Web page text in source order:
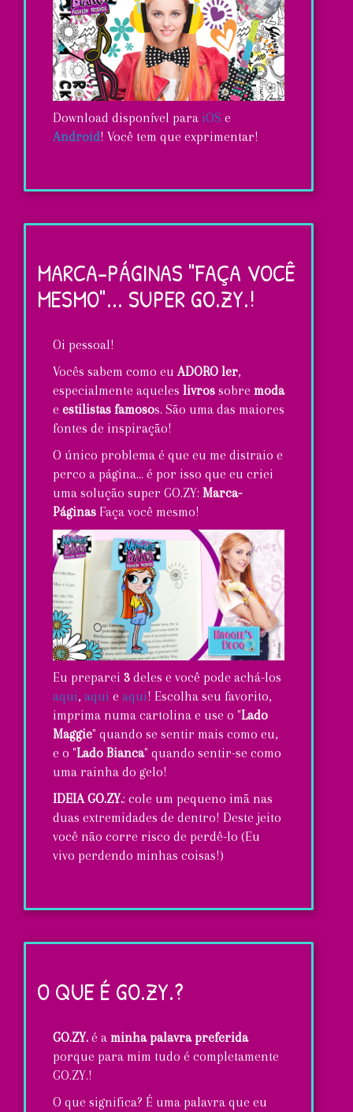
Download disponível para iOS e
Android! Você tem que exprimentar!
de
carnaval
super
GO.ZY
com
novo
Selfie
Sitcker
App!
MARCA-PÁGINAS "FAÇA VOCÊ
MESMO"... SUPER GO.ZY.!
Oi pessoal!
Vocês sabem como euADORO ler,
especialmente aqueles livros sobre moda
e estilistas famosos. São uma das maiores
fontes de inspiração!
O único problema é que eu me distraio e
perco a página... é por isso que eu criei
uma solução super GO.ZY: Marca-
Páginas Faça você mesmo!
Eu preparei 3 deles e você pode achá-los
aqui, aqui e aqui! Escolha seu favorito,
imprima numa cartolina e use o "Lado
Maggie" quando se sentir mais como eu,
e o "Lado Bianca" quando sentir-se como
uma rainha do gelo!
IDEIA GO.ZY.: cole um pequeno imã nas
duas extremidades de dentro! Deste jeito
você não corre risco de perdê-lo (Eu
vivo perdendo minhas coisas!)
páginas
você
mesmo"...
super
GO.ZY.!
O QUE É GO.ZY.?
GO.ZY. é a minha palavra preferida
porque para mim tudo é completamente
GO.ZY.!
O que significa? É uma palavra que eu